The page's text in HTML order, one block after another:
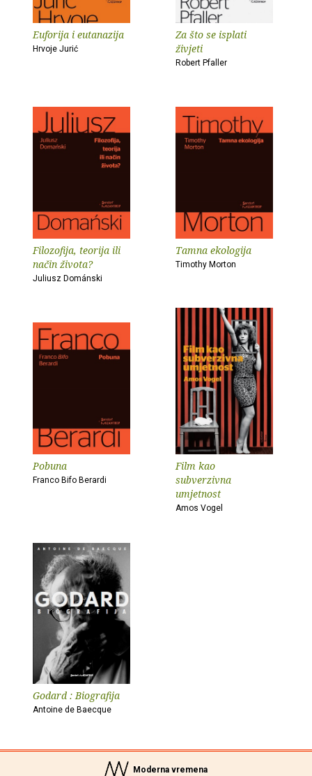
Euforija i eutanazija
Hrvoje Jurić
Za što se isplati
živjeti
Robert Pfaller
Filozofija, teorija ili
način života?
Juliusz Dománski
Tamna ekologija
Timothy Morton
Pobuna
Franco Bifo Berardi
Film kao
subverzivna
umjetnost
Amos Vogel
Godard : Biografija
Antoine de Baecque
Moderna vremena